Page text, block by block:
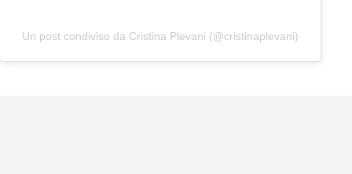
Un post condiviso da Cristina Plevani (@cristinaplevani)